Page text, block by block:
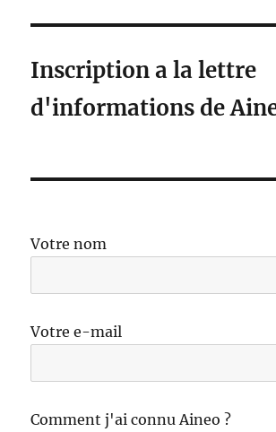
Inscription a la lettre
d'informations de
Votre nom
Votre e-mail
Comment j'ai connu Aineo ?